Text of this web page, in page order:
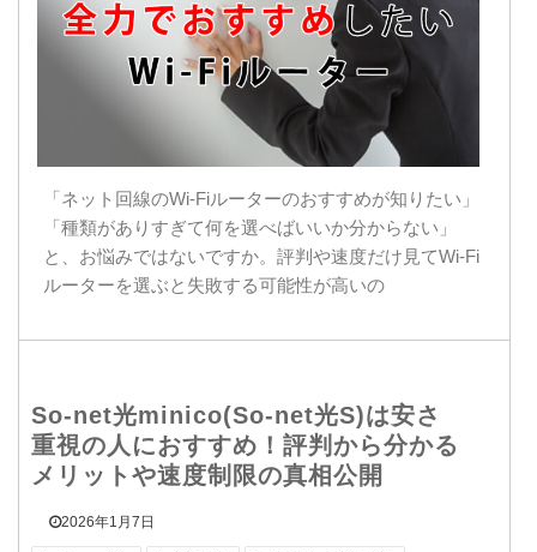
「ネット回線のWi-Fiルーターのおすすめが知りたい」
「種類がありすぎて何を選べばいいか分からない」
と、お悩みではないですか。評判や速度だけ見てWi-Fi
ルーターを選ぶと失敗する可能性が高いの
So-net光minico(So-net光S)は安さ
重視の人におすすめ！評判から分かる
メリットや速度制限の真相公開
2026年1月7日